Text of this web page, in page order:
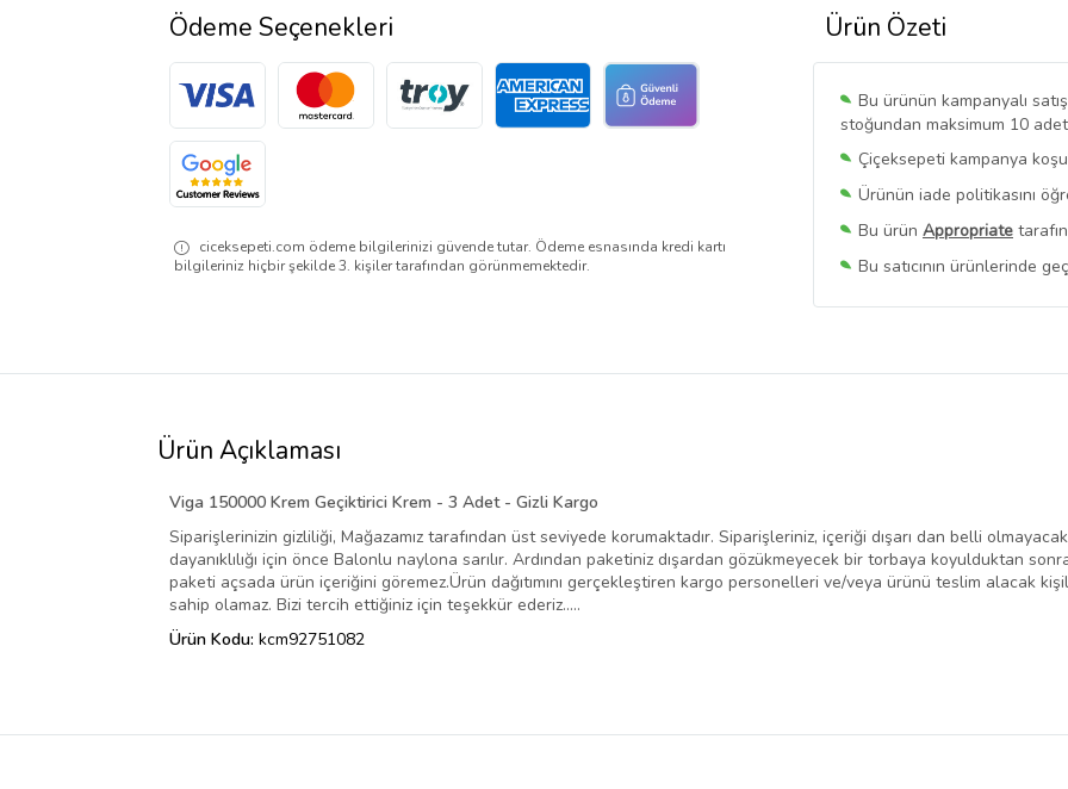
Ürün Özeti
Bu ürünün kampanyalı
stoğundan maksimum 10
Çiçeksepeti kampanya
Ürünün iade politikasını
Bu ürün Appropriate
Bu satıcının ürünlerinde
Bu SatıcınınTüm
Ödeme Seçenekleri
ciceksepeti.com ödeme bilgilerinizi güvende tutar. Ödeme esnasında kredi kartı
bilgileriniz hiçbir şekilde 3. kişiler tarafından görünmemektedir.
Ürün Açıklaması
Viga 150000 Krem Geçiktirici Krem - 3 Adet - Gizli Kargo
Siparişlerinizin gizliliği, Mağazamız tarafından üst seviyede korumaktadır. Siparişleriniz, içeriği dışarı dan belli
dayanıklılığı için önce Balonlu naylona sarılır. Ardından paketiniz dışardan gözükmeyecek bir torbaya koyulduktan
paketi açsada ürün içeriğini göremez.Ürün dağıtımını gerçekleştiren kargo personelleri ve/veya ürünü teslim alacak
sahip olamaz. Bizi tercih ettiğiniz için teşekkür ederiz.....
Ürün Kodu: kcm92751082